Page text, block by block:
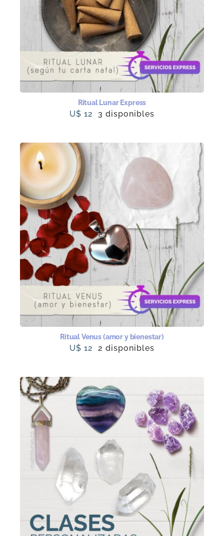
Ritual Lunar Express
U$ 12 3 disponibles
Ritual Venus (amor y bienestar)
U$ 12 2 disponibles